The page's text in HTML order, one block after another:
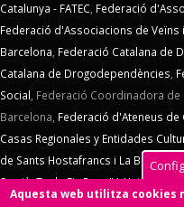
Catalunya - FATEC, Federació
Federació d'Associacions de Veïns
Barcelona, Federació Catalana de
Catalana de Drogodependències,
Social, Federació Coordinadora de
Barcelona, Federació d'Ateneus de
Casas Regionales y Entidades
de Sants Hostafrancs i La Bordeta,
Sarrià,Taula Eix Pere IV,Unió
d'Entitats de La Verneda)
Aquesta web utilitza cookies